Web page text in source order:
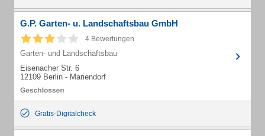
G.P. Garten- u. Landschaftsbau GmbH
4 Bewertungen
Garten- und Landschaftsbau
Eisenacher Str. 6
12109 Berlin - Mariendorf
Gratis-Digitalcheck